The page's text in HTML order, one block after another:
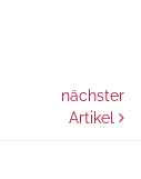
nächster
Artikel